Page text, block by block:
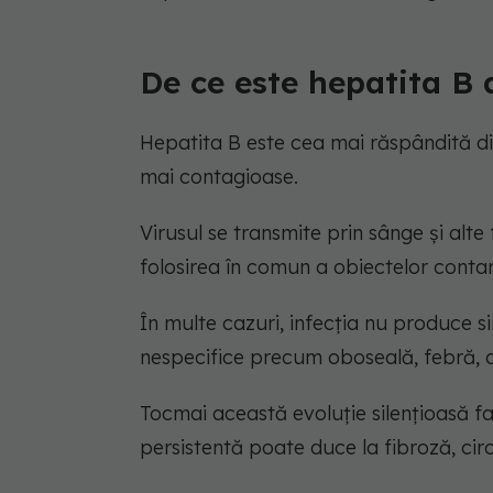
De ce este hepatita
Hepatita B este cea mai răspândită
mai contagioase.
Virusul se transmite prin sânge și
folosirea în comun a obiectelor
În multe cazuri, infecția nu produce
nespecifice precum oboseală,
Tocmai această evoluție silențioasă
persistentă poate duce la fibroză,